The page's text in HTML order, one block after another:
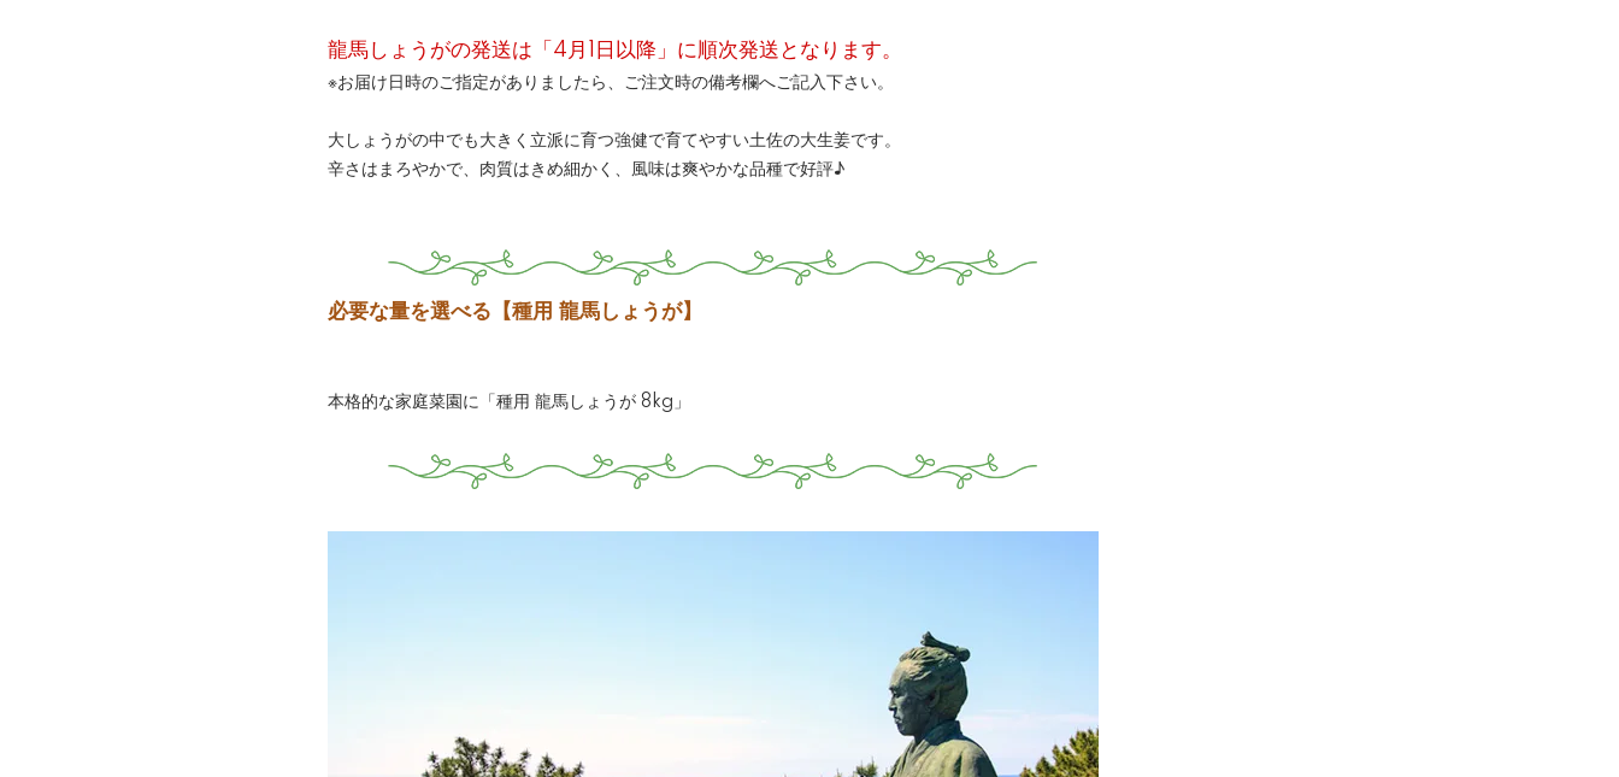
龍馬しょうがの発送は「4月1日以降」に順次発送となります。
※お届け日時のご指定がありましたら、ご注文時の備考欄へご記入下さい。
大しょうがの中でも大きく立派に育つ強健で育てやすい土佐の大生姜です。
辛さはまろやかで、肉質はきめ細かく、風味は爽やかな品種で好評♪
必要な量を選べる【種用 龍馬しょうが】
本格的な家庭菜園に「種用 龍馬しょうが 8kg」